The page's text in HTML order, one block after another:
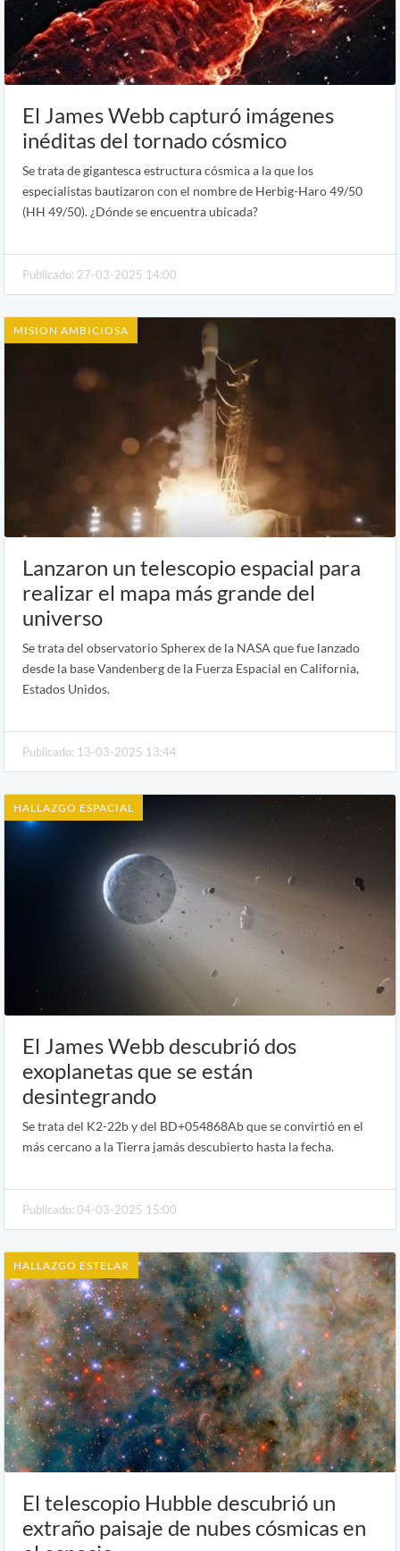
El James Webb capturó imágenes
inéditas del tornado cósmico
Se trata de gigantesca estructura cósmica a la que los
especialistas bautizaron con el nombre de Herbig-Haro 49/50
(HH 49/50). ¿Dónde se encuentra ubicada?
Publicado: 27-03-2025 14:00
MISION AMBICIOSA
Lanzaron un telescopio espacial para
realizar el mapa más grande del
universo
Se trata del observatorio Spherex de la NASA que fue lanzado
desde la base Vandenberg de la Fuerza Espacial en California,
Estados Unidos.
Publicado: 13-03-2025 13:44
HALLAZGO ESPACIAL
El James Webb descubrió dos
exoplanetas que se están
desintegrando
Se trata del K2-22b y del BD+054868Ab que se convirtió en el
más cercano a la Tierra jamás descubierto hasta la fecha.
Publicado: 04-03-2025 15:00
HALLAZGO ESTELAR
El telescopio Hubble descubrió un
extraño paisaje de nubes cósmicas en